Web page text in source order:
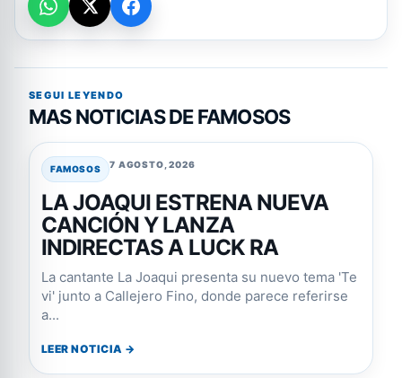
SEGUI LEYENDO
MAS NOTICIAS DE FAMOSOS
FAMOSOS 7 AGOSTO, 2026
LA JOAQUI ESTRENA NUEVA
CANCIÓN Y LANZA
INDIRECTAS A LUCK RA
La cantante La Joaqui presenta su nuevo tema 'Te
vi' junto a Callejero Fino, donde parece referirse
a...
LEER NOTICIA →